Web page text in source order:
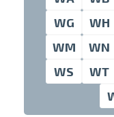
WG
WH
WM
WN
WS
WT